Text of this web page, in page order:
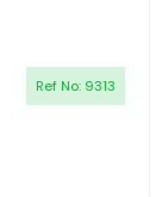
Ref No: 9313